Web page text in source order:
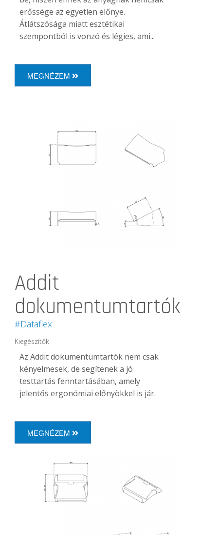
erőssége az egyetlen előnye.
Átlátszósága miatt esztétikai
szempontból is vonzó és légies, ami...
MEGNÉZEM
Addit
dokumentumtartók
#Dataflex
Kiegészítők
Az Addit dokumentumtartók nem csak
kényelmesek, de segítenek a jó
testtartás fenntartásában, amely
jelentős ergonómiai előnyökkel is jár.
MEGNÉZEM